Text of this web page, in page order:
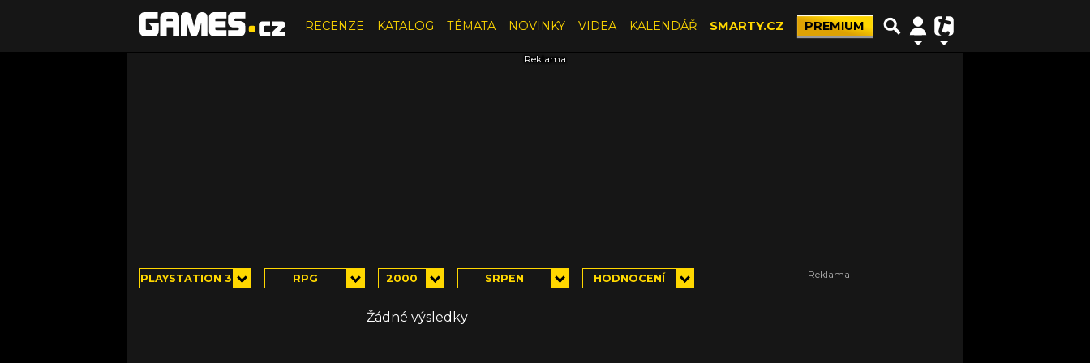
RECENZE KATALOG TÉMATA NOVINKY VIDEA KALENDÁŘ SMARTY.CZ PREMIUM
PLAYSTATION 3 RPG 2000 SRPEN HODNOCENÍ
Žádné výsledky